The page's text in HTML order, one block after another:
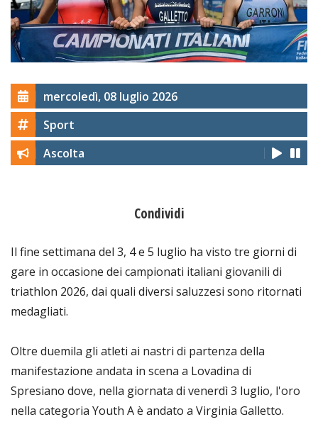
mercoledì, 08 luglio 2026
Sport
Ascolta
Condividi
Il fine settimana del 3, 4 e 5 luglio ha visto tre giorni di
gare in occasione dei campionati italiani giovanili di
triathlon 2026, dai quali diversi saluzzesi sono ritornati
medagliati.
Oltre duemila gli atleti ai nastri di partenza della
manifestazione andata in scena a Lovadina di
Spresiano dove, nella giornata di venerdì 3 luglio, l'oro
nella categoria Youth A è andato a Virginia Galletto.